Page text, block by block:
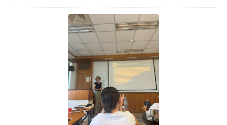
用數學系傑出校友） 時間：10月08日下午2:10 地點：資